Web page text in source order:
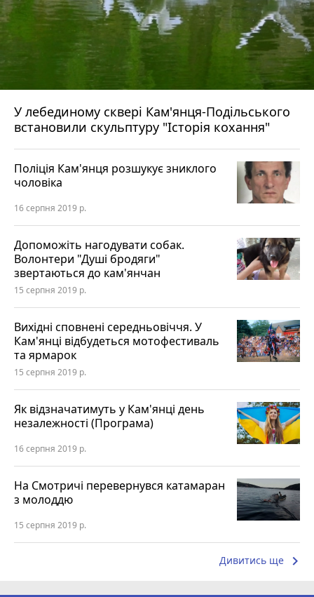
У лебединому сквері Кам'янця-Подільського
встановили скульптуру "Історія кохання"
Поліція Кам'янця розшукує зниклого
чоловіка
16 серпня 2019 р.
Допоможіть нагодувати собак.
Волонтери "Душі бродяги"
звертаються до кам'янчан
15 серпня 2019 р.
Вихідні сповнені середньовіччя. У
Кам'янці відбудеться мотофестиваль
та ярмарок
15 серпня 2019 р.
Як відзначатимуть у Кам'янці день
незалежності (Програма)
16 серпня 2019 р.
На Смотричі перевернувся катамаран
з молоддю
15 серпня 2019 р.
Дивитись ще keyboard_arrow_right